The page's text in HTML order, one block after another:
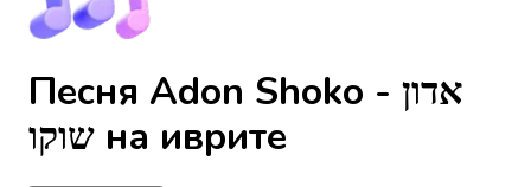
Песня Adon Shoko - אדון
שוקו на иврите